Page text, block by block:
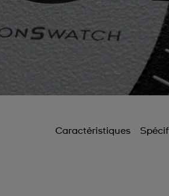
Caractéristiques